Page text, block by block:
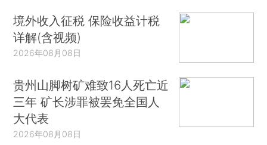
境外收入征税 保险收益计税
详解(含视频)
2026年08月08日
贵州山脚树矿难致16人死亡近
三年 矿长涉罪被罢免全国人
大代表
2026年08月08日